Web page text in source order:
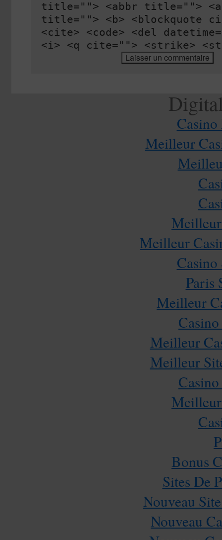
title=""> <abbr title="">
title=""> <b> <blockquote
<cite> <code> <del
<i> <q cite=""> <strike>
Meilleur
Meilleur
Casino
Paris
Meilleur
Meilleur
Meilleur
Bonus
Sites De
Nouveau
Nouveau